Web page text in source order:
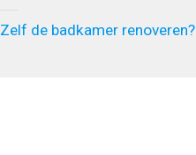
Zelf de badkamer renoveren?